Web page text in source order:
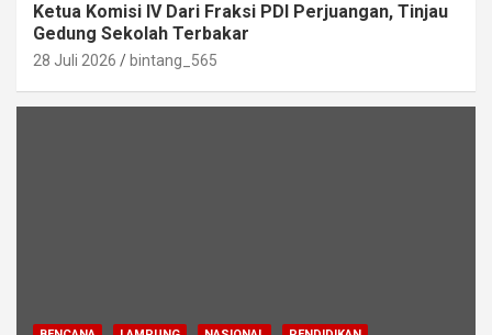
Ketua Komisi IV Dari Fraksi PDI Perjuangan, Tinjau
Gedung Sekolah Terbakar
28 Juli 2026 bintang_565